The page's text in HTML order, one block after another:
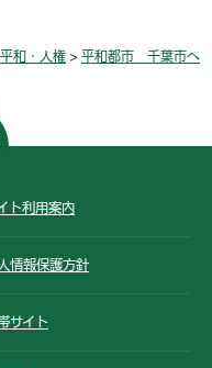
平和・人権 > 平和都市 千葉市へ
ト利用案内
情報保護方針
サイト